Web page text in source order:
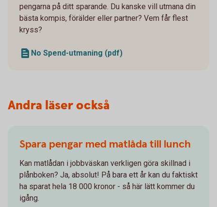
pengarna på ditt sparande. Du kanske vill utmana din
bästa kompis, förälder eller partner? Vem får flest
kryss?
No Spend-utmaning (pdf)
Andra läser också
Spara pengar med matlåda till lunch
Kan matlådan i jobbväskan verkligen göra skillnad i
plånboken? Ja, absolut! På bara ett år kan du faktiskt
ha sparat hela 18 000 kronor - så här lätt kommer du
igång.